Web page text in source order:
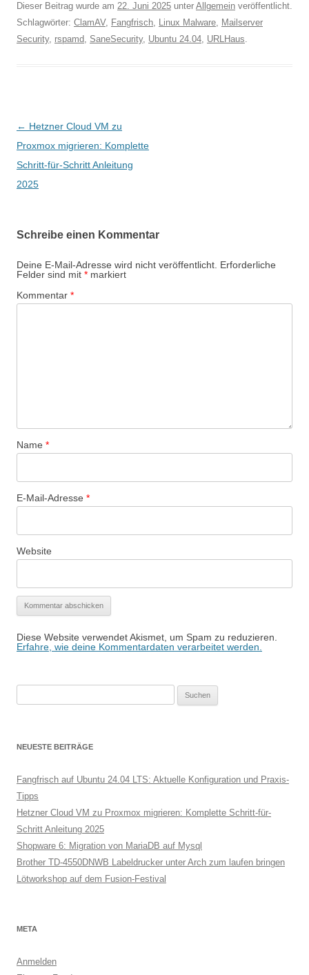
Dieser Beitrag wurde am 22. Juni 2025 unter Allgemein veröffentlicht.
Schlagwörter: ClamAV, Fangfrisch, Linux Malware, Mailserver
Security, rspamd, SaneSecurity, Ubuntu 24.04, URLHaus.
Beitragsnavigation
← Hetzner Cloud VM zu
Proxmox migrieren: Komplette
Schritt-für-Schritt Anleitung
2025
Schreibe einen Kommentar
Deine E-Mail-Adresse wird nicht veröffentlicht. Erforderliche
Felder sind mit * markiert
Kommentar *
Name *
E-Mail-Adresse *
Website
Diese Website verwendet Akismet, um Spam zu reduzieren.
Erfahre, wie deine Kommentardaten verarbeitet werden.
NEUESTE BEITRÄGE
Fangfrisch auf Ubuntu 24.04 LTS: Aktuelle Konfiguration und Praxis-
Tipps
Hetzner Cloud VM zu Proxmox migrieren: Komplette Schritt-für-
Schritt Anleitung 2025
Shopware 6: Migration von MariaDB auf Mysql
Brother TD-4550DNWB Labeldrucker unter Arch zum laufen bringen
Lötworkshop auf dem Fusion-Festival
META
Anmelden